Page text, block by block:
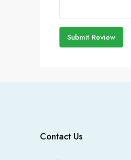
Submit Review
Contact Us